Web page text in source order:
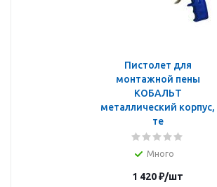
Пистолет для
монтажной пены
КОБАЛЬТ
металлический корпус,
те
Много
1 420₽/шт